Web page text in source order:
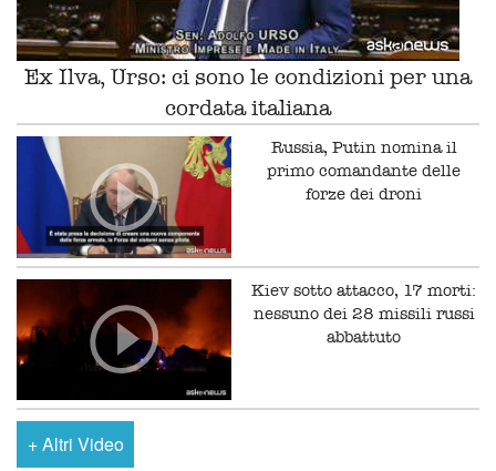
Ex Ilva, Urso: ci sono le condizioni per una
cordata italiana
Russia, Putin nomina il
primo comandante delle
forze dei droni
Kiev sotto attacco, 17 morti:
nessuno dei 28 missili russi
abbattuto
+Altri Video